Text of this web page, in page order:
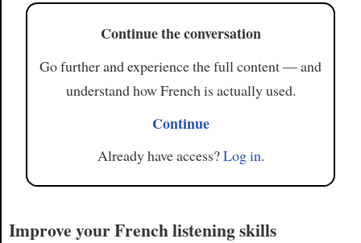
Continue the conversation
Go further and experience the full content — and
understand how French is actually used.
Continue
Already have access?Log in.
Improve your French listening skills